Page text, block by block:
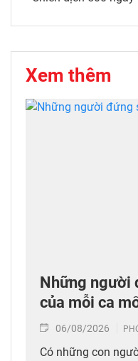
Xem thêm
Những người
của mỗi ca
06/08/2026
Có những con